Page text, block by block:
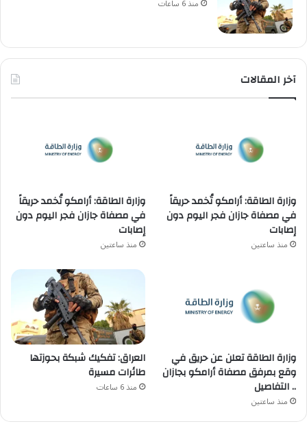
منذ 6 ساعات
آخر المقالات
وزارة الطاقة: أرامكو تُخمد حريقاً
في مصفاة جازان فجر اليوم دون
إصابات
منذ ساعتين
وزارة الطاقة: أرامكو تُخمد حريقاً
في مصفاة جازان فجر اليوم دون
إصابات
منذ ساعتين
وزارة الطاقة تعلن عن حريق في
وقع بمرفق مصفاة أرامكو بجازان
.. التفاصيل
منذ ساعتين
العراق: تفكيك شبكة بحوزتها
طائرات مسيرة
منذ 6 ساعات